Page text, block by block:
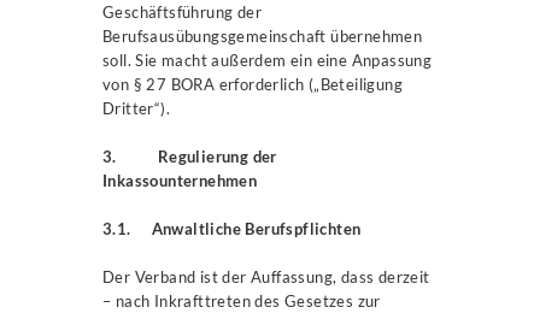
Geschäftsführung der
Berufsausübungsgemeinschaft übernehmen
soll. Sie macht außerdem ein eine Anpassung
von § 27 BORA erforderlich („Beteiligung
Dritter“).
3. Regulierung der
Inkassounternehmen
3.1. Anwaltliche Berufspflichten
Der Verband ist der Auffassung, dass derzeit
– nach Inkrafttreten des Gesetzes zur